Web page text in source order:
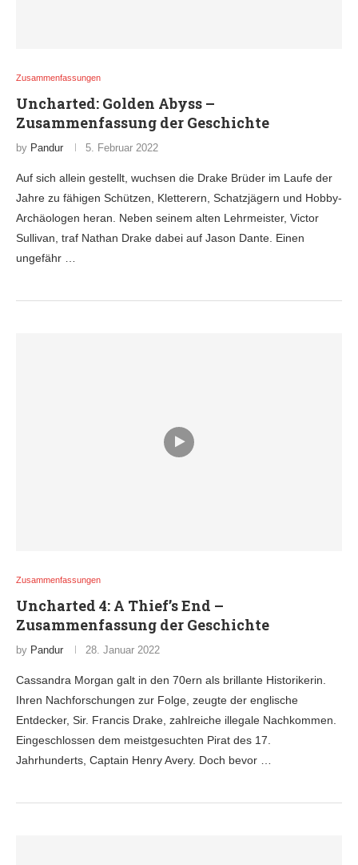
Zusammenfassungen
Uncharted: Golden Abyss –
Zusammenfassung der Geschichte
by Pandur 5. Februar 2022
Auf sich allein gestellt, wuchsen die Drake Brüder im Laufe der
Jahre zu fähigen Schützen, Kletterern, Schatzjägern und Hobby-
Archäologen heran. Neben seinem alten Lehrmeister, Victor
Sullivan, traf Nathan Drake dabei auf Jason Dante. Einen
ungefähr …
Zusammenfassungen
Uncharted 4: A Thief’s End –
Zusammenfassung der Geschichte
by Pandur 28. Januar 2022
Cassandra Morgan galt in den 70ern als brillante Historikerin.
Ihren Nachforschungen zur Folge, zeugte der englische
Entdecker, Sir. Francis Drake, zahlreiche illegale Nachkommen.
Eingeschlossen dem meistgesuchten Pirat des 17.
Jahrhunderts, Captain Henry Avery. Doch bevor …